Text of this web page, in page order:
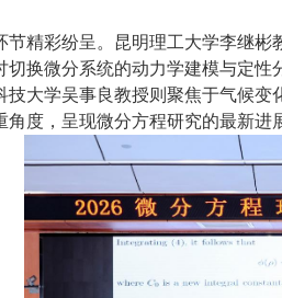
节精彩纷呈。昆明理工大学李继彬
切换微分系统的动力学建模与定
技大学吴事良教授则聚焦于气候变
度，呈现微分方程研究的最新进